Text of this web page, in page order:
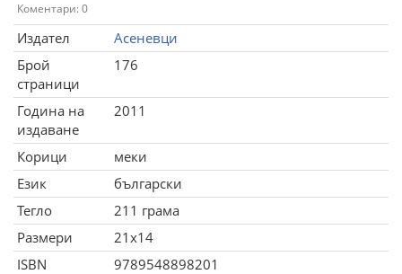
Коментари: 0
Издател
Асеневци
Брой
страници
176
Година на
издаване
2011
Корици
меки
Език
български
Тегло
211 грама
Размери
21x14
ISBN
9789548898201